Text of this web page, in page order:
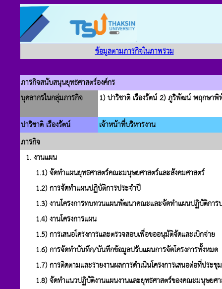
ข้อมูลตามภารกิจในภาพรวม
ภารกิจสนับสนุนยุทธศาสตร์องค์กร
บุคลากรในกลุ่มภารกิจ
1) ปาริชาติ เรืองรัตน์ 2) ภูริพัฒน์ พฤกษา
ปาริชาติ เรืองรัตน์
เจ้าหน้าที่บริหารงาน
ภารกิจ
1. งานแผน
1.1) จัดทำแผนยุทธศาสตร์คณะมนุษยศาสตร์และสังคมศาสตร์
1.2) การจัดทำแผนปฏิบัติการประจำปี
1.3) งานโครงการทบทวนแผนพัฒนาคณะและจัดทำแผนปฏิบัติการ
1.4) งานโครงการแผน
1.5) การเสนอโครงการและตรวจสอบเพื่อขออนุมัติจัดและเบิกจ่าย
1.6) การจัดทำบันทึก/บันทึกข้อมูลปรับแผนการจัดโครงการทั้งหมด
1.7) การติดตามและรายงานผลการดำเนินโครงการเสนอต่อที่ประ
1.8) จัดทำแนวปฏิบัติงานแผนงานและยุทธศาสตร์ของคณะมนุษยศา